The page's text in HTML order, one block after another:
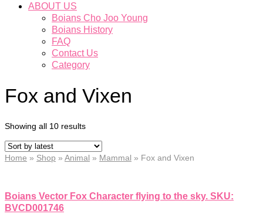
ABOUT US
Boians Cho Joo Young
Boians History
FAQ
Contact Us
Category
Fox and Vixen
Showing all 10 results
Home » Shop » Animal » Mammal » Fox and Vixen
Boians Vector Fox Character flying to the sky. SKU:
BVCD001746